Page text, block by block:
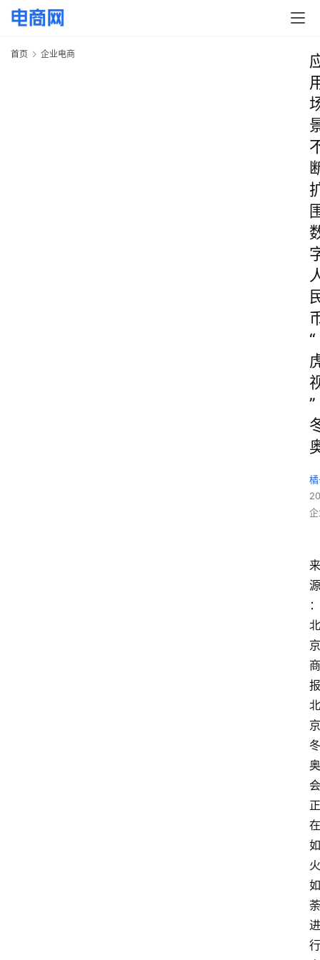
首页 企业电商
“
”
来
源
：
北
京
商
报
北
京
冬
奥
会
正
在
如
火
如
荼
进
行